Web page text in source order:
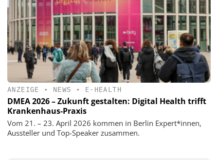
ANZEIGE • NEWS • E-HEALTH
DMEA 2026 – Zukunft gestalten: Digital Health trifft
Krankenhaus-Praxis
Vom 21. – 23. April 2026 kommen in Berlin Expert*innen,
Aussteller und Top-Speaker zusammen.